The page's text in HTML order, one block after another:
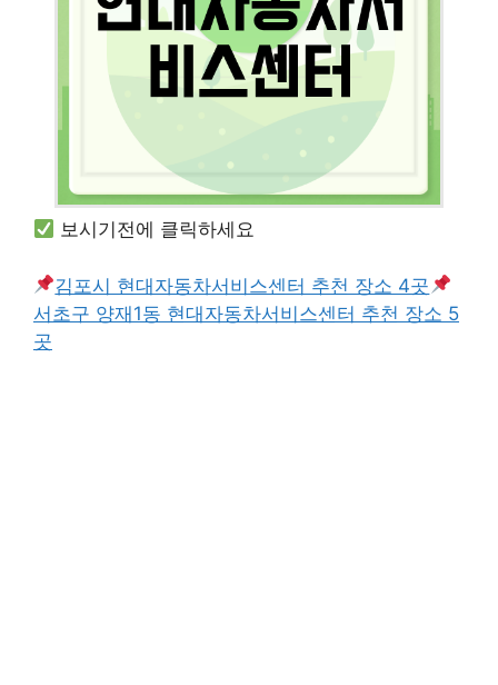
보시기전에 클릭하세요
김포시 현대자동차서비스센터 추천 장소 4곳
서초구 양재1동 현대자동차서비스센터 추천 장소 5
곳